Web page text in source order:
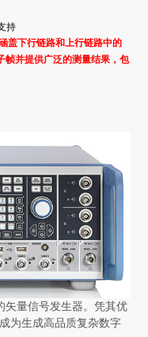
持
盖下行链路和上行链路中的
帧并提供广泛的测量结果，包
矢量信号发生器。凭其优
为生成高品质复杂数字